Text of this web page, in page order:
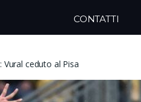
CONTATTI
ceduto al Pisa